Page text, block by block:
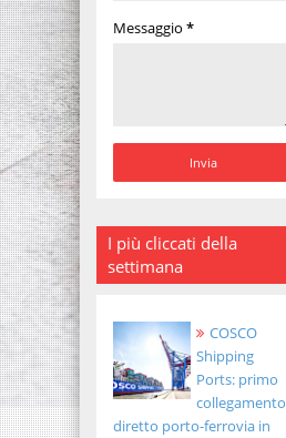
Messaggio *
I più cliccati della
settimana
COSCO
Shipping
Ports: primo
collegamento
diretto porto-ferrovia in